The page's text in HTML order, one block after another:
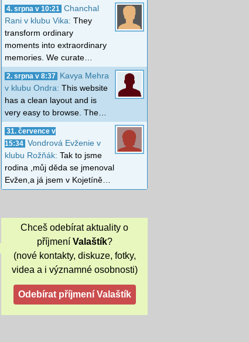
4. srpna v 10:21
Chanchal
Rani v klubu Vika: They
transform ordinary
moments into extraordinary
memories. We curate…
2. srpna v 8:37
Kavya Mehra
v klubu Ondra: This website
has a clean layout and is
very easy to browse. The…
31. července v
15:34 Vondrová Evženie v
klubu Rožňák: Tak to jsme
rodina ,můj děda se jmenoval
Evžen,a já jsem v Kojetíně…
Chceš odebírat aktuality o
příjmení Valaštík?
(nové kontakty, diskuze, fotky,
videa a i významné osobnosti)